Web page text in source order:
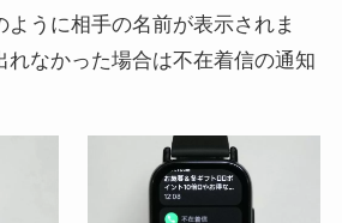
うに相手の名前が表示されま
れなかった場合は不在着信の通知